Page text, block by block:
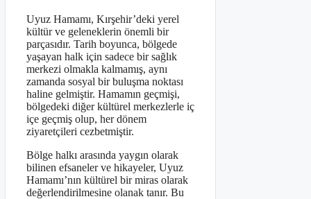
Uyuz Hamamı, Kırşehir’deki yerel
kültür ve geleneklerin önemli bir
parçasıdır. Tarih boyunca, bölgede
yaşayan halk için sadece bir sağlık
merkezi olmakla kalmamış, aynı
zamanda sosyal bir buluşma noktası
haline gelmiştir. Hamamın geçmişi,
bölgedeki diğer kültürel merkezlerle iç
içe geçmiş olup, her dönem
ziyaretçileri cezbetmiştir.
Bölge halkı arasında yaygın olarak
bilinen efsaneler ve hikayeler, Uyuz
Hamamı’nın kültürel bir miras olarak
değerlendirilmesine olanak tanır. Bu